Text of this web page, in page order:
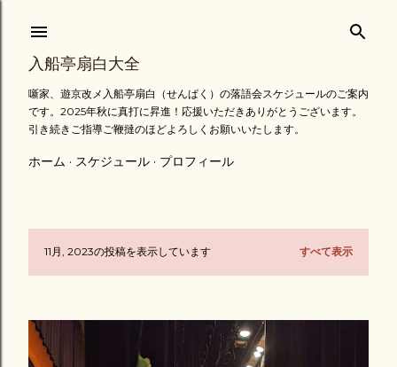
スキップしてメイン コンテンツに移動
入船亭扇白大全
噺家、遊京改メ入船亭扇白（せんぱく）の落語会スケジュールのご案内
です。2025年秋に真打に昇進！応援いただきありがとうございます。
引き続きご指導ご鞭撻のほどよろしくお願いいたします。
ホーム スケジュール プロフィール
投11月, 2023の投稿を表示しています すべて表示